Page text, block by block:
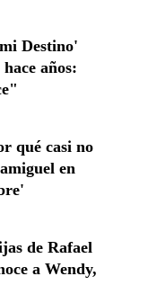
Destino'
años:
qué casi no
en
de Rafael
a Wendy,